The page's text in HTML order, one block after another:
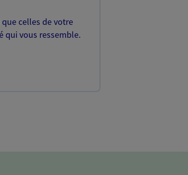
celles de votre
qui vous ressemble.